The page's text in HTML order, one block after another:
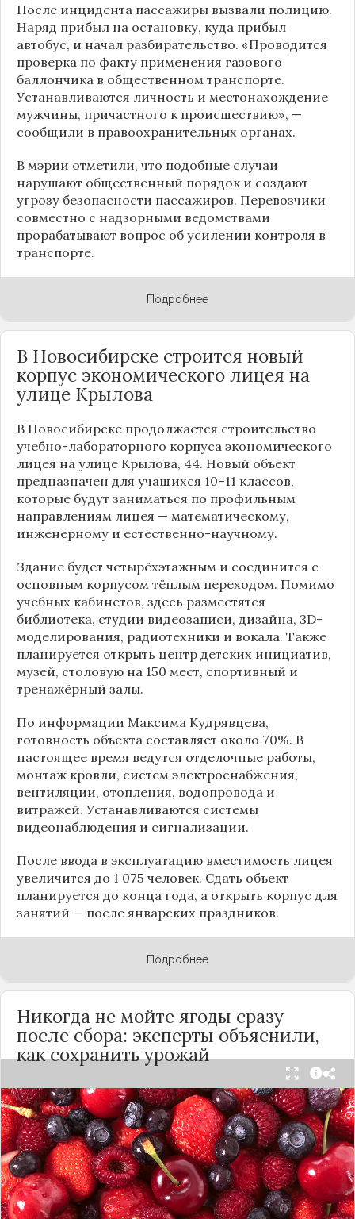
После инцидента пассажиры вызвали полицию.
Наряд прибыл на остановку, куда прибыл
автобус, и начал разбирательство. «Проводится
проверка по факту применения газового
баллончика в общественном транспорте.
Устанавливаются личность и местонахождение
мужчины, причастного к происшествию», —
сообщили в правоохранительных органах.
В мэрии отметили, что подобные случаи
нарушают общественный порядок и создают
угрозу безопасности пассажиров. Перевозчики
совместно с надзорными ведомствами
прорабатывают вопрос об усилении контроля в
транспорте.
Подробнее
В Новосибирске строится новый
корпус экономического лицея на
улице Крылова
В Новосибирске продолжается строительство
учебно-лабораторного корпуса экономического
лицея на улице Крылова, 44. Новый объект
предназначен для учащихся 10–11 классов,
которые будут заниматься по профильным
направлениям лицея — математическому,
инженерному и естественно-научному.
Здание будет четырёхэтажным и соединится с
основным корпусом тёплым переходом. Помимо
учебных кабинетов, здесь разместятся
библиотека, студии видеозаписи, дизайна, 3D-
моделирования, радиотехники и вокала. Также
планируется открыть центр детских инициатив,
музей, столовую на 150 мест, спортивный и
тренажёрный залы.
По информации Максима Кудрявцева,
готовность объекта составляет около 70%. В
настоящее время ведутся отделочные работы,
монтаж кровли, систем электроснабжения,
вентиляции, отопления, водопровода и
витражей. Устанавливаются системы
видеонаблюдения и сигнализации.
После ввода в эксплуатацию вместимость лицея
увеличится до 1 075 человек. Сдать объект
планируется до конца года, а открыть корпус для
занятий — после январских праздников.
Подробнее
Никогда не мойте ягоды сразу
после сбора: эксперты объяснили,
как сохранить урожай
Мытьё ягод сразу после сбора может обернуться
полной потерей урожая. Как отмечает канал
«Сделай сам», на поверхности плодов есть
естественный восковой налёт, который играет
роль природного барьера. Он защищает ягоды
от пересыхания, бактерий и плесени. При
смывании этого слоя плоды быстро начинают